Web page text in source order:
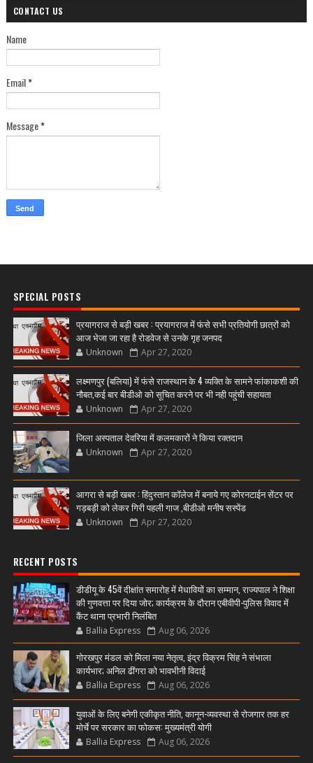
CONTACT US
Name
Email*
Message*
SPECIAL POSTS
प्रयागराज से बड़ी खबर : प्रयागराज में फंसे सभी प्रतियोगी छात्रों को
आज भेजा जा रहा है रोडवेज से उनके गृह जनपद
Unknown Apr 27, 2020
लक्ष्मणपुर (बलिया) में फंसे राजस्थान के 4 व्यक्ति के सामने फांकाकशी की
नौबत,कई बार बीडीओ को सूचित करने पर भी नही पहुंची सहायता
Unknown Apr 27, 2020
जिला अस्पताल देवरिया में कलमकारों ने किया रक्तदान
Unknown Apr 27, 2020
आगरा से बड़ी खबर : हिंदुस्तान कॉलेज में बनाये गए कोरनटाईन सेंटर पर
गड़बड़ी को लेकर गिरी पहली गाज ,बीडीओ मनीष सस्पेंड
Unknown Apr 27, 2020
RECENT POSTS
डीडीयू के 45वें दीक्षांत समारोह में मेधावियों का सम्मान, राज्यपाल ने शिक्षा
की गुणवत्ता पर दिया जोर; कार्यक्रम के दौरान एबीवीपी-पुलिस विवाद में
कैंट थाना प्रभारी निलंबित
Ballia Express Aug 06, 2026
गोरखपुर मंडल को मिला नया नेतृत्व, इंद्र विक्रम सिंह ने संभाला
कार्यभार; अनिल ढींगरा को भावभीनी विदाई
Ballia Express Aug 06, 2026
युवाओं के लिए बनेगी एकीकृत नीति, कानून-व्यवस्था से रोजगार तक हर
मोर्चे पर सरकार का फोकस: मुख्यमंत्री योगी
Ballia Express Aug 06, 2026